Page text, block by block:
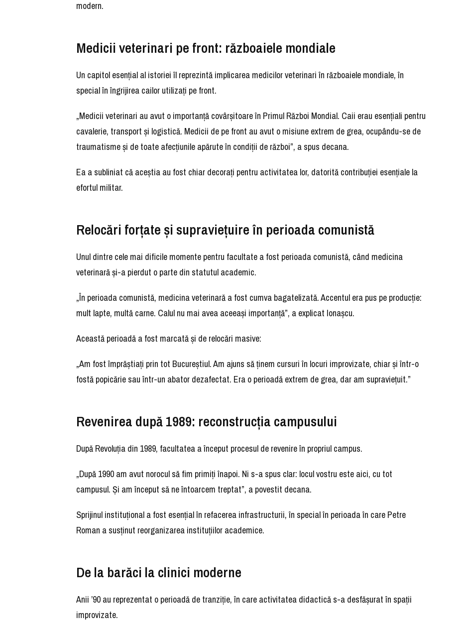
modern.
Medicii veterinari pe front: războaiele mondiale
Un capitol esențial al istoriei îl reprezintă implicarea medicilor veterinari în războaiele mondiale, în
special în îngrijirea cailor utilizați pe front.
„Medicii veterinari au avut o importanță covârșitoare în Primul Război Mondial. Caii erau esențiali pentru
cavalerie, transport și logistică. Medicii de pe front au avut o misiune extrem de grea, ocupându-se de
traumatisme și de toate afecțiunile apărute în condiții de război”, a spus decana.
Ea a subliniat că aceștia au fost chiar decorați pentru activitatea lor, datorită contribuției esențiale la
efortul militar.
Relocări forțate și supraviețuire în perioada comunistă
Unul dintre cele mai dificile momente pentru facultate a fost perioada comunistă, când medicina
veterinară și-a pierdut o parte din statutul academic.
„În perioada comunistă, medicina veterinară a fost cumva bagatelizată. Accentul era pus pe producție:
mult lapte, multă carne. Calul nu mai avea aceeași importanță”, a explicat Ionașcu.
Această perioadă a fost marcată și de relocări masive:
„Am fost împrăștiați prin tot Bucureștiul. Am ajuns să ținem cursuri în locuri improvizate, chiar și într-o
fostă popicărie sau într-un abator dezafectat. Era o perioadă extrem de grea, dar am supraviețuit.”
Revenirea după 1989: reconstrucția campusului
După Revoluția din 1989, facultatea a început procesul de revenire în propriul campus.
„După 1990 am avut norocul să fim primiți înapoi. Ni s-a spus clar: locul vostru este aici, cu tot
campusul. Și am început să ne întoarcem treptat”, a povestit decana.
Sprijinul instituțional a fost esențial în refacerea infrastructurii, în special în perioada în care Petre
Roman a susținut reorganizarea instituțiilor academice.
De la barăci la clinici moderne
Anii ’90 au reprezentat o perioadă de tranziție, în care activitatea didactică s-a desfășurat în spații
improvizate.